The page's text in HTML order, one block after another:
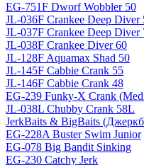
EG-751F Dworf Wobbler 50
JL-036F Crankee Deep Diver
JL-037F Crankee Deep Diver
JL-038F Crankee Diver 60
JL-128F Aquamax Shad 50
JL-145F Cabbie Crank 55
JL-146F Cabbie Crank 48
EG-239 Funky-X Crank
JL-038L Chubby Crank 58L
JerkBaits & BigBaits
EG-228A Buster Swim Junior
EG-078 Big Bandit Sinking
EG-230 Catchy Jerk